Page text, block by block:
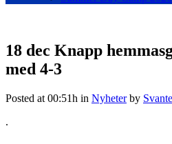
18 dec Knapp
med 4-3
Posted at 00:51h in Nyheter by
.